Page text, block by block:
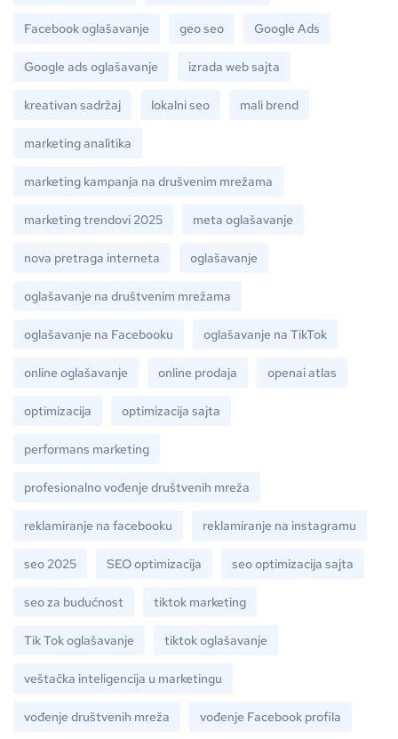
Facebook oglašavanje geo seo Google Ads
Google ads oglašavanje izrada web sajta
kreativan sadržaj lokalni seo mali brend
marketing analitika
marketing kampanja na drušvenim mrežama
marketing trendovi 2025 meta oglašavanje
nova pretraga interneta oglašavanje
oglašavanje na društvenim mrežama
oglašavanje na Facebooku oglašavanje na TikTok
online oglašavanje online prodaja openai atlas
optimizacija optimizacija sajta
performans marketing
profesionalno vođenje društvenih mreža
reklamiranje na facebooku reklamiranje na instagramu
seo 2025 SEO optimizacija seo optimizacija sajta
seo za budućnost tiktok marketing
Tik Tok oglašavanje tiktok oglašavanje
veštačka inteligencija u marketingu
vođenje društvenih mreža vođenje Facebook profila